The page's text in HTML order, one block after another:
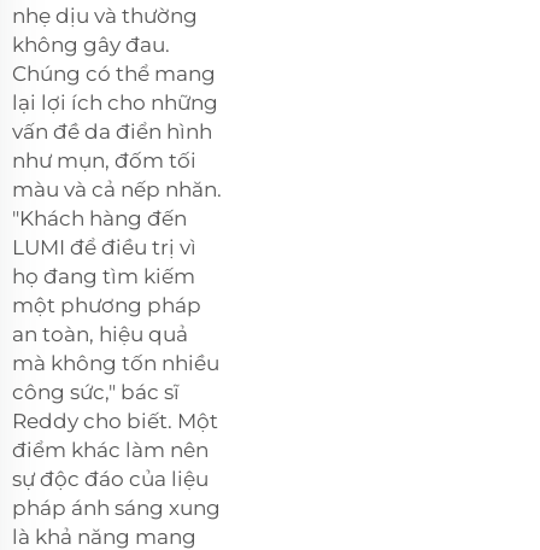
nhẹ dịu và thường
không gây đau.
Chúng có thể mang
lại lợi ích cho những
vấn đề da điển hình
như mụn, đốm tối
màu và cả nếp nhăn.
"Khách hàng đến
LUMI để điều trị vì
họ đang tìm kiếm
một phương pháp
an toàn, hiệu quả
mà không tốn nhiều
công sức," bác sĩ
Reddy cho biết. Một
điểm khác làm nên
sự độc đáo của liệu
pháp ánh sáng xung
là khả năng mang